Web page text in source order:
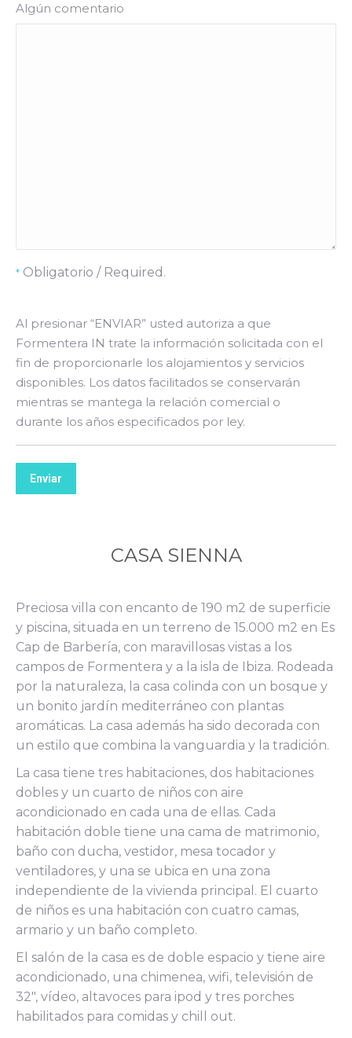
Algún comentario
* Obligatorio / Required.
Al presionar “ENVIAR” usted autoriza a que
Formentera IN trate la información solicitada con el
fin de proporcionarle los alojamientos y servicios
disponibles. Los datos facilitados se conservarán
mientras se mantega la relación comercial o
durante los años especificados por ley.
Enviar
CASA SIENNA
Preciosa villa con encanto de 190 m2 de superficie
y piscina, situada en un terreno de 15.000 m2 en Es
Cap de Barbería, con maravillosas vistas a los
campos de Formentera y a la isla de Ibiza. Rodeada
por la naturaleza, la casa colinda con un bosque y
un bonito jardín mediterráneo con plantas
aromáticas. La casa además ha sido decorada con
un estilo que combina la vanguardia y la tradición.
La casa tiene tres habitaciones, dos habitaciones
dobles y un cuarto de niños con aire
acondicionado en cada una de ellas. Cada
habitación doble tiene una cama de matrimonio,
baño con ducha, vestidor, mesa tocador y
ventiladores, y una se ubica en una zona
independiente de la vivienda principal. El cuarto
de niños es una habitación con cuatro camas,
armario y un baño completo.
El salón de la casa es de doble espacio y tiene aire
acondicionado, una chimenea, wifi, televisión de
32″, vídeo, altavoces para ipod y tres porches
habilitados para comidas y chill out.